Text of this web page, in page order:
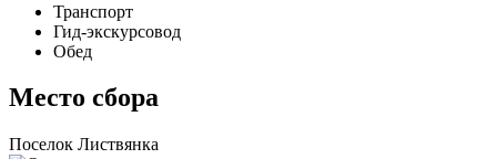
Транспорт
Гид-экскурсовод
Обед
Место сбора
Поселок Листвянка